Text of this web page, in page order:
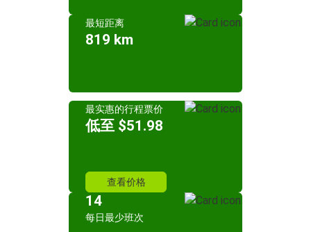
最短距离
819 km
最实惠的行程票价
低至 $51.98
查看价格
14
每日最少班次